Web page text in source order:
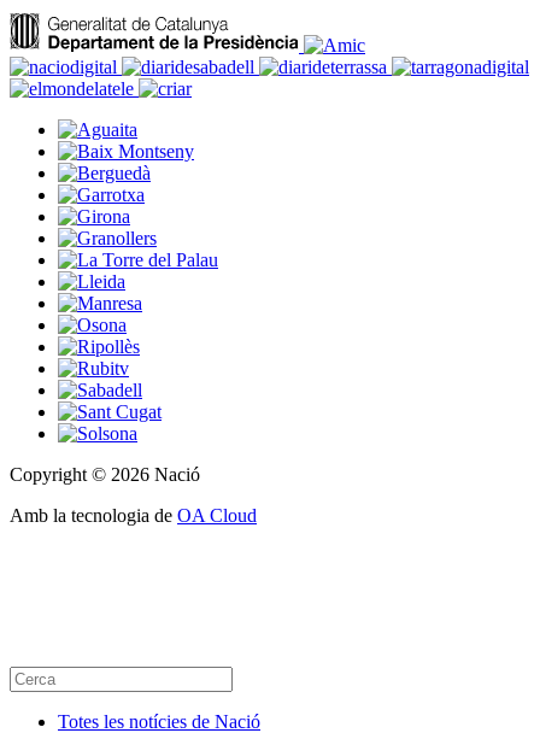
Copyright © 2026 Nació
Amb la tecnologia de OA Cloud
Totes les notícies de Nació